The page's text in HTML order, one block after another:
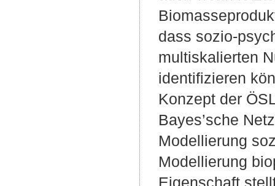
dass sozio-
multiskalierten
identifizieren
Konzept der
Bayes’sche
Modellierung
Modellierung
Eigenschaft